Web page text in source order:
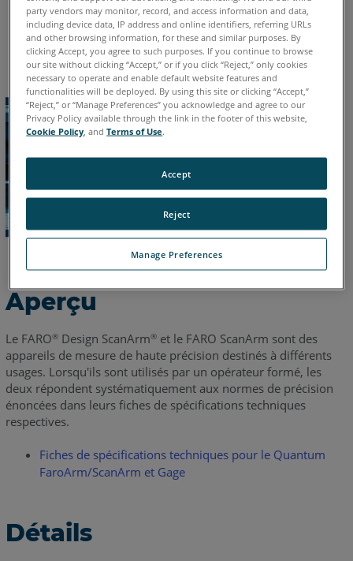
allemand anglais chinois coréen espagnol français
italien japonais portugais
Aperçu
Le FARO®Design ScanArm®et le FARO ScanArm sont des
appareils de mesure de haute précision destinés à différents
usages. Lorsqu'ils sont utilisés par un opérateur formé, les
deux répondent systématiquement aux normes de précision
énoncées dans leurs fiches de spécifications techniques
respectives.
Fiches de spécifications techniques pour le Quantum
FaroArm/ScanArm et Gage
Détails
party vendors may monitor, record, and access information and data,
including device data, IP address and online identifiers, referring URLs
and other browsing information, for these and similar purposes. By
clicking Accept, you agree to such purposes. If you continue to browse
our site without clicking “Accept,” or if you click “Reject,” only cookies
necessary to operate and enable default website features and
functionalities will be deployed. By using this site or clicking “Accept,”
“Reject,” or “Manage Preferences” you acknowledge and agree to our
Privacy Policy available through the link in the footer of this website,
Cookie Policy , andTerms of Use.
Manage Preferences
Reject
Accept